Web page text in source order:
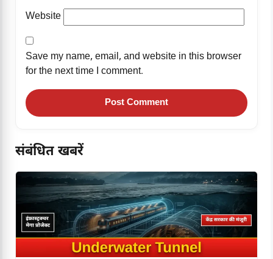
Website
Save my name, email, and website in this browser
for the next time I comment.
संबंधित खबरें